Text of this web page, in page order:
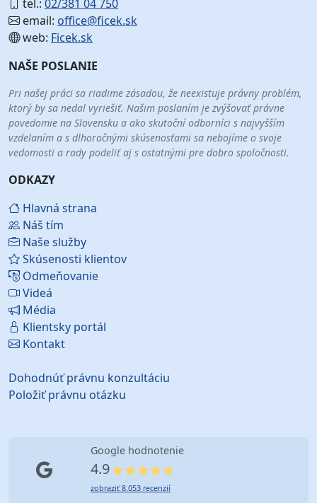
tel.: 02/381 04 750
email: office@ficek.sk
web: Ficek.sk
NAŠE POSLANIE
Pri našej práci sa riadime zásadou, že neexistuje právny problém,
ktorý by sa nedal vyriešiť. Našim poslaním je zvýšovať právne
povedomie na Slovensku a ako skutoční odborníci s najvyšším
vzdelaním a s dlhoročnými skúsenosťami sa nebojíme o svoje
vedomosti a rady podeliť aj s ostatnými pre dobro spoločnosti.
ODKAZY
Hlavná strana
Náš tím
Naše služby
Skúsenosti klientov
Odmeňovanie
Videá
Média
Klientsky portál
Kontakt
Dohodnúť právnu konzultáciu
Položiť právnu otázku
Google hodnotenie
4.9
zobraziť 8.053 recenzií